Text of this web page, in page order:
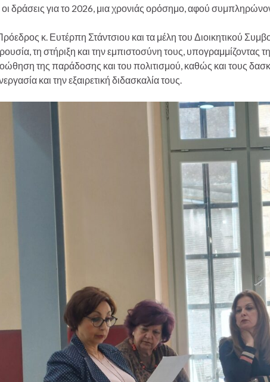
οι δράσεις για το 2026, μια χρονιάς ορόσημο, αφού
κ. Ευτέρπη Στάντσιου και τα μέλη του Διοικητικού
τη στήριξη και την εμπιστοσύνη τους, υπογραμμίζοντας
της παράδοσης και του πολιτισμού, καθώς και τους
και την εξαιρετική διδασκαλία τους.